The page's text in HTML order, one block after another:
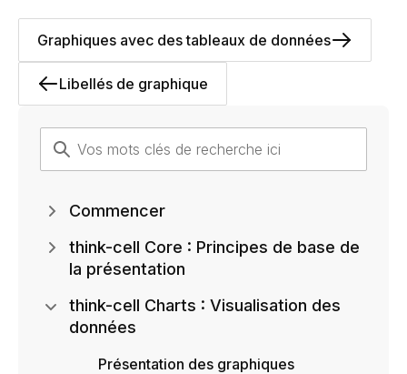
Libellés de graphique
Graphiques avec des tableaux de données
Commencer
think-cell Core : Principes de base de
la présentation
think-cell Charts : Visualisation des
données
Présentation des graphiques